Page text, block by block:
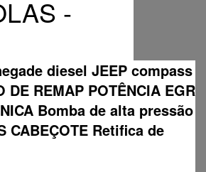
-
diesel JEEP compass
REMAP POTÊNCIA EGR
Bomba de alta pressão
CABEÇOTE Retifica de